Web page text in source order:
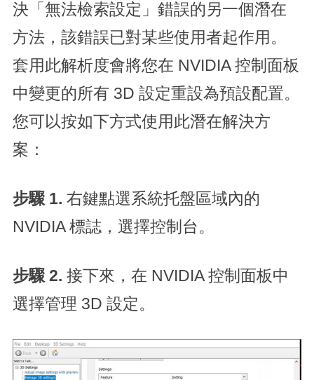
決「無法檢索設定」錯誤的另一個潛在
方法，該錯誤已對某些使用者起作用。
套用此解析度會將您在 NVIDIA 控制面板
中變更的所有 3D 設定重設為預設配置。
您可以按如下方式使用此潛在解決方
案：
步驟 1. 右鍵點選系統托盤區域內的
NVIDIA 標誌，選擇控制台。
步驟 2. 接下來，在 NVIDIA 控制面板中
選擇管理 3D 設定。